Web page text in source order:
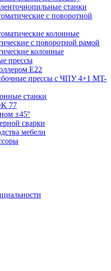
станки
с поворотной
колонные
с поворотной рамой
колонные
прессы
E22
прессы с ЧПУ 4+1 MT-
станки
77
±45°
сварки
мебели